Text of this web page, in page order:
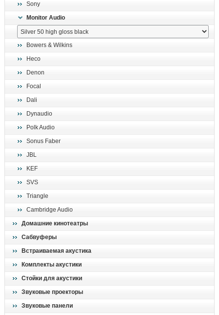
отопительные котлы
Sony
Monitor Audio
Bowers & Wilkins
Heco
Denon
Focal
Dali
Dynaudio
Polk Audio
Sonus Faber
JBL
KEF
SVS
Triangle
Cambridge Audio
Домашние кинотеатры
Сабвуферы
Встраиваемая акустика
Комплекты акустики
Стойки для акустики
Звуковые проекторы
Звуковые панели